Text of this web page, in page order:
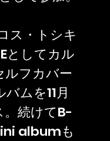
ス・トシキ
としてカル
ルフカバー
ムを11月
。続けてB-
albumも